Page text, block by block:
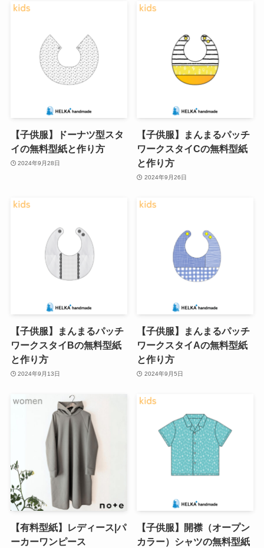
【子供服】ドーナツ型スタ
イの無料型紙と作り方
2024年9月28日
【子供服】まんまるパッチ
ワークスタイCの無料型紙
と作り方
2024年9月26日
【子供服】まんまるパッチ
ワークスタイBの無料型紙
と作り方
2024年9月13日
【子供服】まんまるパッチ
ワークスタイAの無料型紙
と作り方
2024年9月5日
【有料型紙】レディース|パ
ーカーワンピース
【子供服】開襟（オープン
カラー）シャツの無料型紙